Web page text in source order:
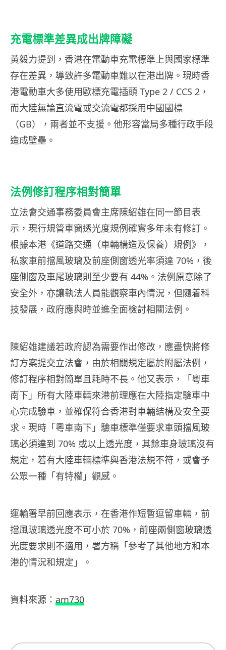
充電標準差異成出牌障礙
黃毅力提到，香港在電動車充電標準上與國家標準
存在差異，導致許多電動車難以在港出牌。現時香
港電動車大多使用歐標充電插頭 Type 2 / CCS 2，
而大陸無論直流電或交流電都採用中國國標
（GB），兩者並不支援。他形容當局多種行政手段
造成壁壘。
法例修訂程序相對簡單
立法會交通事務委員會主席陳紹雄在同一節目表
示，現行規管車窗透光度規例確實多年未有修訂。
根據本港《道路交通（車輛構造及保養）規例》，
私家車前擋風玻璃及前座側窗透光率須達 70%，後
座側窗及車尾玻璃則至少要有 44%。法例原意除了
安全外，亦讓執法人員能觀察車內情況，但隨着科
技發展，政府應與時並進全面檢討相關法例。
陳紹雄建議若政府認為需要作出修改，應盡快將修
訂方案提交立法會，由於相關規定屬於附屬法例，
修訂程序相對簡單且耗時不長。他又表示，「粵車
南下」所有大陸車輛來港前理應在大陸指定驗車中
心完成驗車，並確保符合香港對車輛結構及安全要
求。現時「粵車南下」驗車標準僅要求車頭擋風玻
璃必須達到 70% 或以上透光度，其餘車身玻璃沒有
規定，若有大陸車輛標準與香港法規不符，或會予
公眾一種「有特權」觀感。
運輸署早前回應表示，在香港作短暫逗留車輛，前
擋風玻璃透光度不可小於 70%，前座兩側窗玻璃透
光度要求則不適用，署方稱「參考了其他地方和本
港的情況和規定」。
資料來源： am730